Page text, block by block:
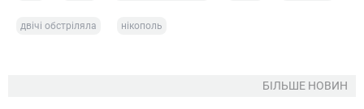
двічі обстріляла нікополь
БІЛЬШЕ НОВИН